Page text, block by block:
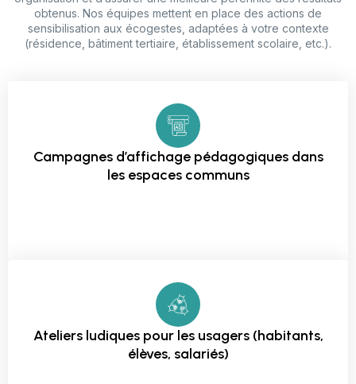
obtenus. Nos équipes mettent en place des actions de
sensibilisation aux écogestes, adaptées à votre contexte
(résidence, bâtiment tertiaire, établissement scolaire, etc.).
Campagnes d’affichage pédagogiques dans
les espaces communs
Ateliers ludiques pour les usagers (habitants,
élèves, salariés)